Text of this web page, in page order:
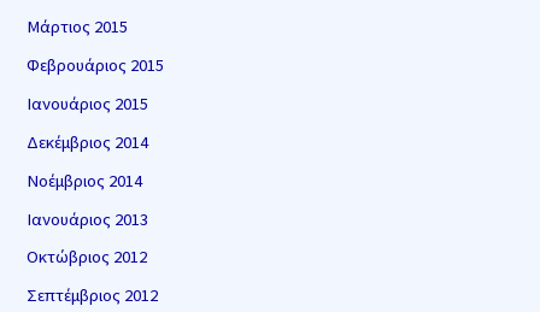
Μάρτιος 2015
Φεβρουάριος 2015
Ιανουάριος 2015
Δεκέμβριος 2014
Νοέμβριος 2014
Ιανουάριος 2013
Οκτώβριος 2012
Σεπτέμβριος 2012